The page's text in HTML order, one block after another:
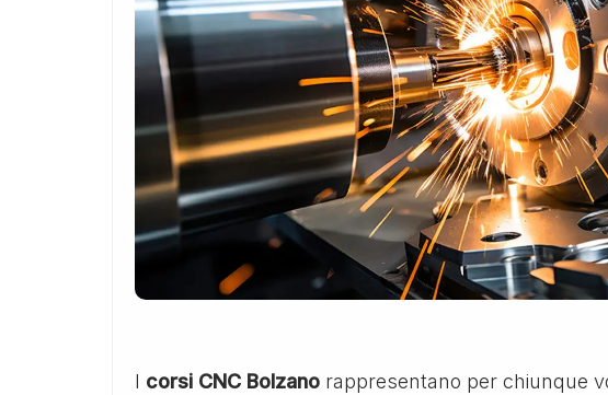
I corsi CNC Bolzano rappresentano per chiunque